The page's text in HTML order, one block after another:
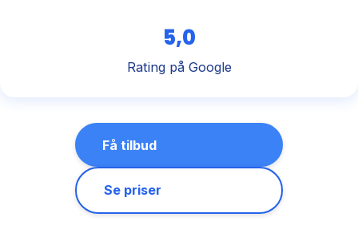
5,0
Rating på Google
Få tilbud
Se priser